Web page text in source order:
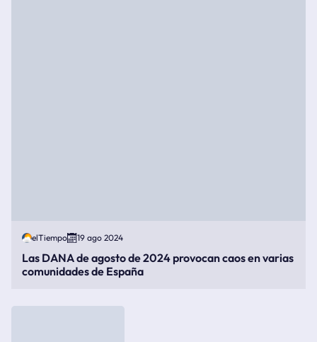
elTiempo 19 ago 2024
Las DANA de agosto de 2024 provocan caos en varias
comunidades de España